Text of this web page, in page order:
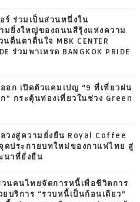
ร์ ร่วมเป็นส่วนหนึ่งใน
มยิ่งใหญ่ของถนนสีรุ้งแห่งความ
ตื่นตาตื่นใจ MBK CENTER
ร่วมพาเหรด BANGKOK PRIDE
อก เปิดตัวแคมเปญ “9 ที่เที่ยวฝน
กระตุ้นท่องเที่ยวในช่วง Green
วงสู่ความยั่งยืน Royal Coffee
จุดประกายบทใหม่ของกาแฟไทย สู่
นาที่ยั่งยืน
นคนไทยจัดการหนี้เพื่อชีวิตการ
ยบริการ “รวบหนี้เป็นก้อนเดียว”